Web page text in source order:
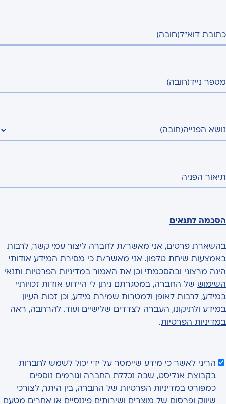
כתובת דוא"ל(חובה)
מספר נייד(חובה)
נושא הפנייה(חובה)
תיאור הפניה
הסכמה לתנאים
בהשארת פרטים, אני מאשר/ת לחברה ליצור עמי קשר, לרבות
באמצעות שיחת טלפון. אני מאשר/ת כי מסירת המידע אודותי
הינה מרצוני ובהסכמתי וכן את האמור במדיניות הפרטיות
ותנאי
השימוש של החברה, במסגרתם ניתן לי היידוע אודות זכויותיי
במידע, לרבות לאופן ולמטרות שמירת מידע, וכן זכות העיון
במידע ולתיקונו, העברה לצדדים שלישיים ועוד. להרחבה, ראה
במדיניות הפרטיות.
הריני לאשר כי מידע שיימסר על ידי יכול לשמש לחברות
בקבוצת אנליסט, שבה נכללת החברה וגורמים נוספים
כמפורט במדיניות הפרטיות של החברה, בין היתר, לצורכי
שיווק ופרסום של מוצרים ושירותים פיננסיים או אחרים מטעם